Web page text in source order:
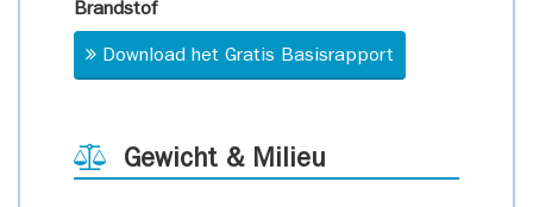
Brandstof
Download het Gratis Basisrapport
Gewicht & Milieu